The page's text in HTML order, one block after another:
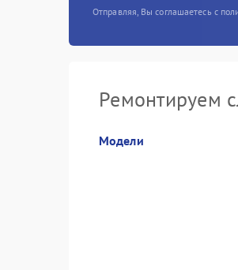
Отправляя, Вы соглашаетесь с
Ремонтируем
Модели